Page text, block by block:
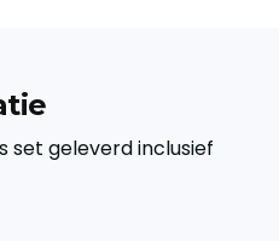
set geleverd inclusief